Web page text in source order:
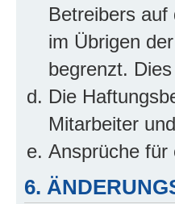
Betreibers
im Übrigen
begrenzt.
Die
Mitarbeiter
Ansprüche für
6.